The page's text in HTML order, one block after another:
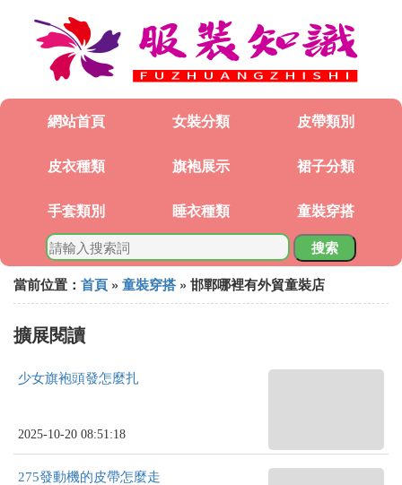
網站首頁 女裝分類 皮帶類別
皮衣種類 旗袍展示 裙子分類
手套類別 睡衣種類 童裝穿搭
搜索
當前位置： 首頁 » 童裝穿搭» 邯鄲哪裡有外貿童裝店
擴展閱讀
少女旗袍頭發怎麼扎
2025-10-20 08:51:18
275發動機的皮帶怎麼走